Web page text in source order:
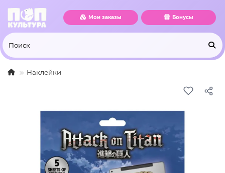
Мои заказы Бонусы
Наклейки